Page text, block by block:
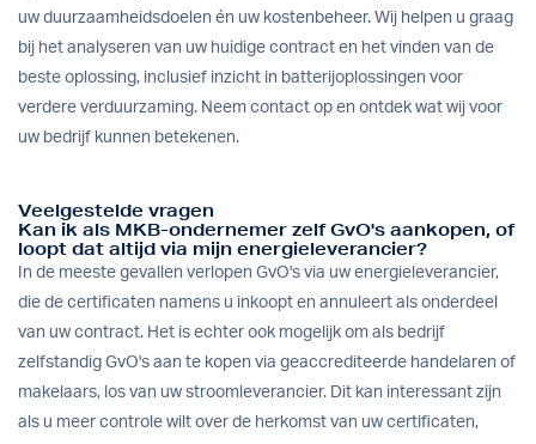
uw duurzaamheidsdoelen én uw kostenbeheer. Wij helpen u graag
bij het analyseren van uw huidige contract en het vinden van de
beste oplossing, inclusief inzicht in batterijoplossingen voor
verdere verduurzaming. Neem contact op en ontdek wat wij voor
uw bedrijf kunnen betekenen.
Veelgestelde vragen
Kan ik als MKB-ondernemer zelf GvO's aankopen, of
loopt dat altijd via mijn energieleverancier?
In de meeste gevallen verlopen GvO's via uw energieleverancier,
die de certificaten namens u inkoopt en annuleert als onderdeel
van uw contract. Het is echter ook mogelijk om als bedrijf
zelfstandig GvO's aan te kopen via geaccrediteerde handelaren of
makelaars, los van uw stroomleverancier. Dit kan interessant zijn
als u meer controle wilt over de herkomst van uw certificaten,